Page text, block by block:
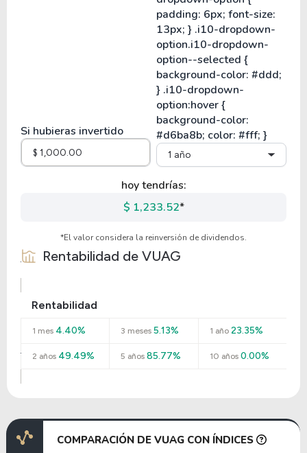
Si hubieras invertido
1 año
hoy tendrías:
$ 1,233.52*
*El valor considera la reinversión de dividendos.
Rentabilidad de VUAG
Rentabilidad
1 mes 4.40% 3 meses 5.13% 1 año23.35%
2 años 49.49% 5 años 85.77% 10 años0.00%
COMPARACIÓN DE VUAG CON ÍNDICES